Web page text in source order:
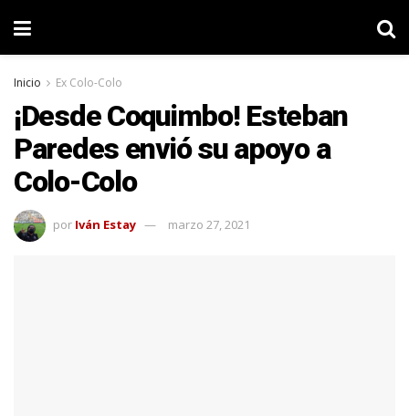
Inicio Ex Colo-Colo
¡Desde Coquimbo! Esteban
Paredes envió su apoyo a
Colo-Colo
por Iván Estay marzo 27, 2021